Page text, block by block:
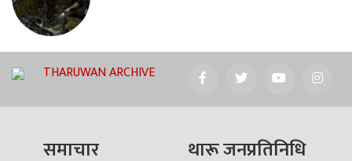
THARUWAN ARCHIVE
समाचार थारू जनप्रतिनिधि